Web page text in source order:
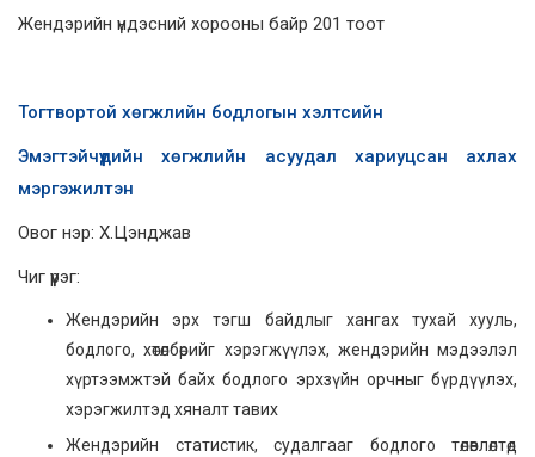
Жендэрийн үндэсний хорооны байр 201 тоот
Тогтвортой хөгжлийн бодлогын хэлтсийн
Эмэгтэйчүүдийн хөгжлийн асуудал хариуцсан ахлах
мэргэжилтэн
Овог нэр: Х.Цэнджав
Чиг үүрэг:
Жендэрийн эрх тэгш байдлыг хангах тухай хууль,
бодлого, хөтөлбөрийг хэрэгжүүлэх, жендэрийн мэдээлэл
хүртээмжтэй байх бодлого эрхзүйн орчныг бүрдүүлэх,
хэрэгжилтэд хяналт тавих
Жендэрийн статистик, судалгааг бодлого төлөвлөлтөд